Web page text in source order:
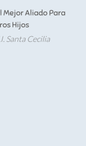
Mejor Aliado Para
Hijos
Santa Cecilia